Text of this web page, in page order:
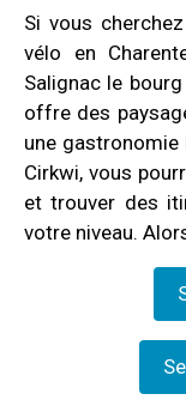
Si vous
vélo en
Salignac le
offre des
une gastronomie
Cirkwi, vous
et trouver des
votre niveau.